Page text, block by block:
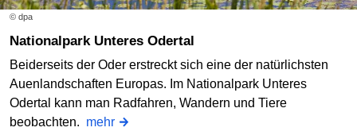
© dpa
Nationalpark Unteres Odertal
Beiderseits der Oder erstreckt sich eine der natürlichsten
Auenlandschaften Europas. Im Nationalpark Unteres
Odertal kann man Radfahren, Wandern und Tiere
beobachten. mehr